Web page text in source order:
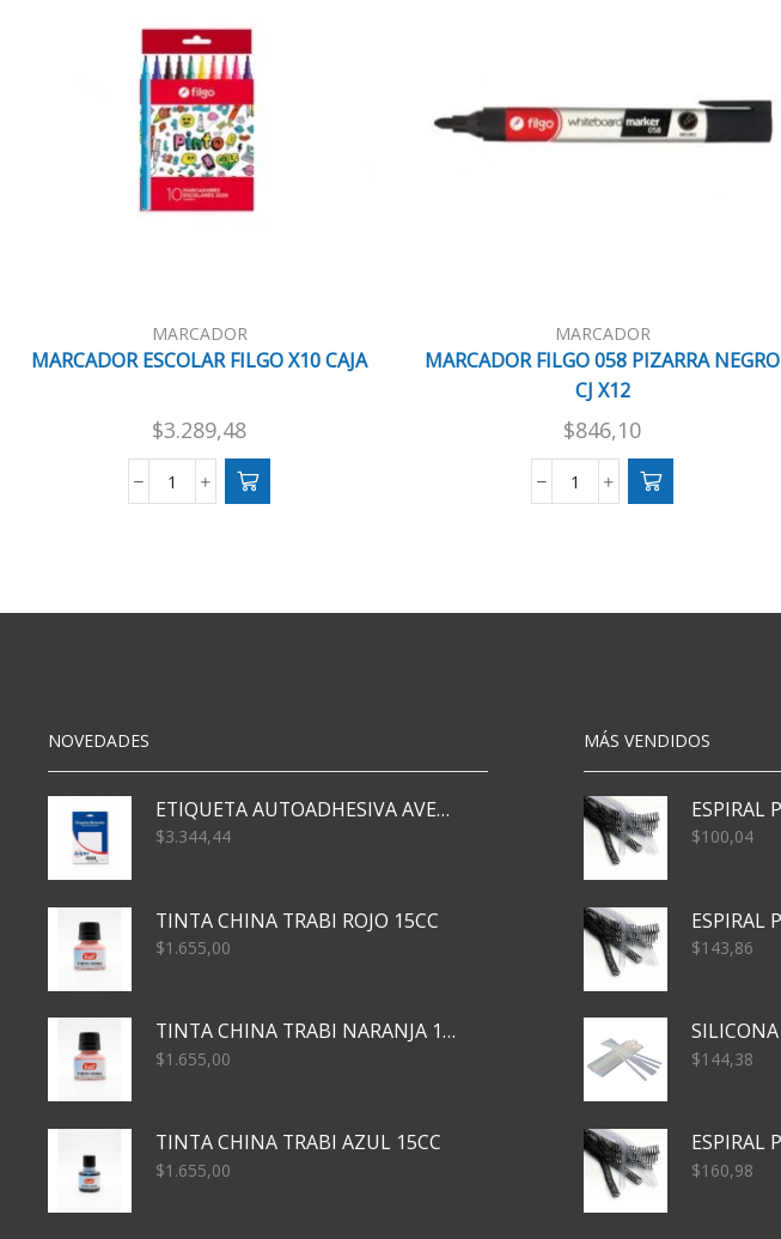
MARCADOR
MARCADOR ESCOLAR FILGO X10 CAJA
$3.289,48
MARCADOR
cantidad
MARCADOR
MARCADOR FILGO 058 PIZARRA NEGRO
CJ X12
$846,10
MARCADOR
CJ
NOVEDADES
ETIQUETA AUTOADHESIVA AVERY 3026 30H 20 X 70
$3.344,44
TINTA CHINA TRABI ROJO 15CC
$1.655,00
TINTA CHINA TRABI NARANJA 15CC
$1.655,00
TINTA CHINA TRABI AZUL 15CC
$1.655,00
MÁS VENDIDOS
$100,04
$143,86
$144,38
$160,98